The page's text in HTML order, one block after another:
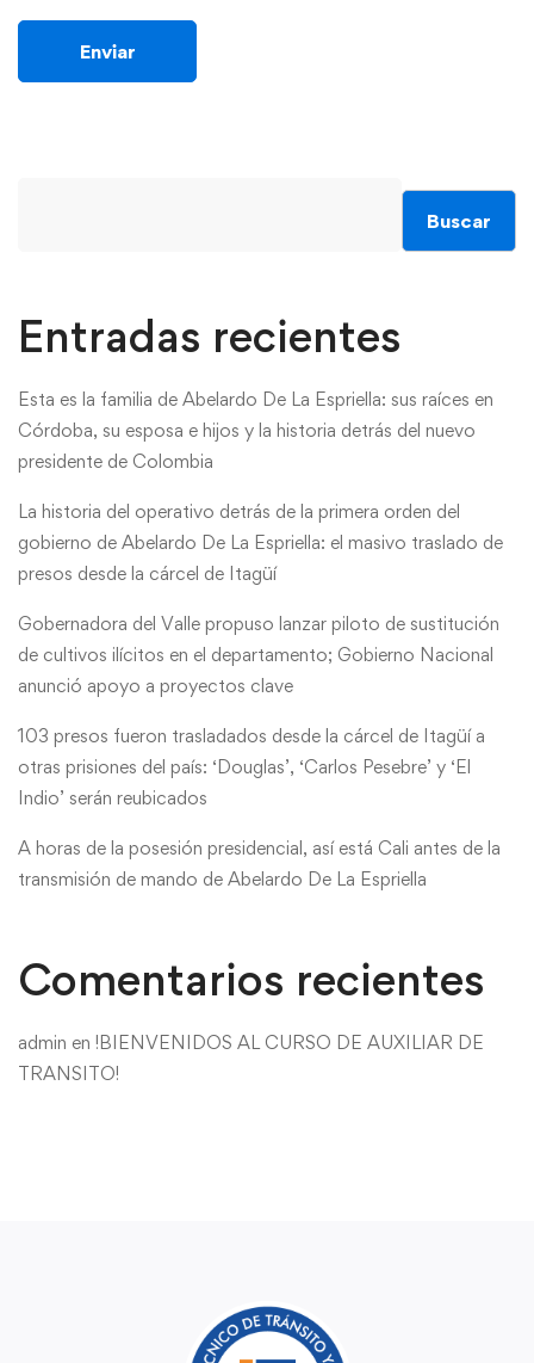
Buscar
Entradas recientes
Esta es la familia de Abelardo De La Espriella: sus raíces en
Córdoba, su esposa e hijos y la historia detrás del nuevo
presidente de Colombia
La historia del operativo detrás de la primera orden del
gobierno de Abelardo De La Espriella: el masivo traslado de
presos desde la cárcel de Itagüí
Gobernadora del Valle propuso lanzar piloto de sustitución
de cultivos ilícitos en el departamento; Gobierno Nacional
anunció apoyo a proyectos clave
103 presos fueron trasladados desde la cárcel de Itagüí a
otras prisiones del país: ‘Douglas’, ‘Carlos Pesebre’ y ‘El
Indio’ serán reubicados
A horas de la posesión presidencial, así está Cali antes de la
transmisión de mando de Abelardo De La Espriella
Comentarios recientes
admin en !BIENVENIDOS AL CURSO DE AUXILIAR DE
TRANSITO!